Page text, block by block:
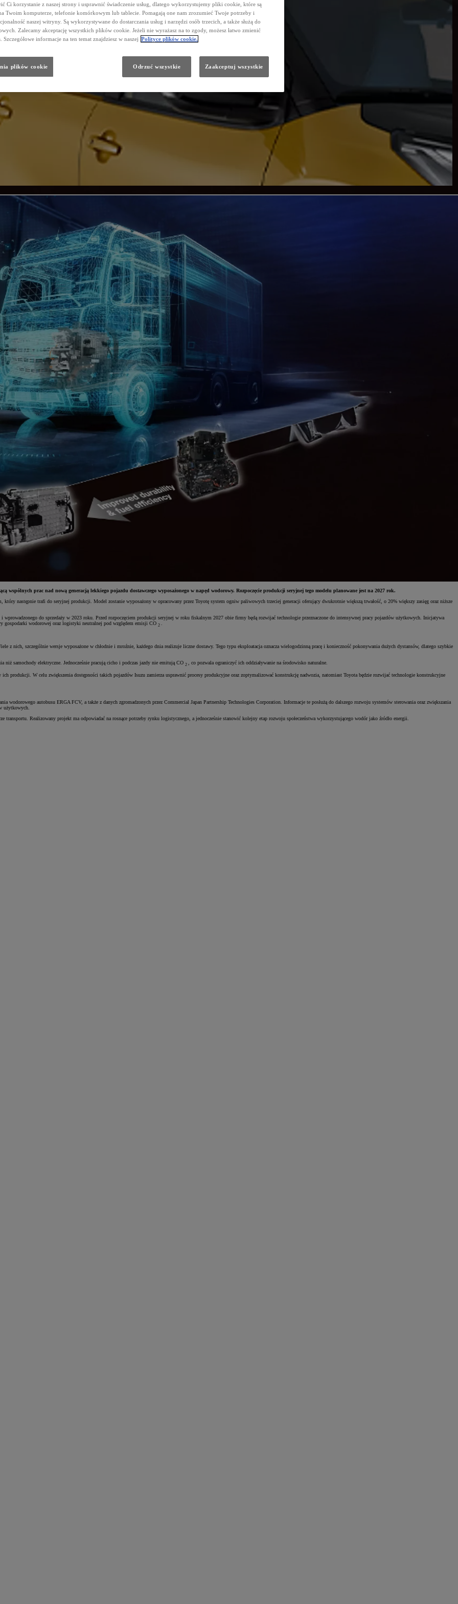
wspólnych prac nad nową generacją lekkiego pojazdu dostawczego wyposażonego w napęd wodorowy. Rozpoczęcie produkcji seryjnej tego modelu planowane jest na 2027 rok.
który następnie trafi do seryjnej produkcji. Model zostanie wyposażony w opracowany przez Toyotę system ogniw paliwowych trzeciej generacji oferujący dwukrotnie większą trwałość, o 20% większy zasięg oraz niższe
do sprzedaży w 2023 roku. Przed rozpoczęciem produkcji seryjnej w roku fiskalnym 2027 obie firmy będą rozwijać technologie przeznaczone do intensywnej pracy pojazdów użytkowych. Inicjatywa
gospodarki wodorowej oraz logistyki neutralnej pod względem emisji CO 2 .
z nich, szczególnie wersje wyposażone w chłodnie i mroźnie, każdego dnia realizuje liczne dostawy. Tego typu eksploatacja oznacza wielogodzinną pracę i konieczność pokonywania dużych dystansów, dlatego szybkie
niż samochody elektryczne. Jednocześnie pracują cicho i podczas jazdy nie emitują CO 2 , co pozwala ograniczyć ich oddziaływanie na środowisko naturalne.
produkcji. W celu zwiększenia dostępności takich pojazdów Isuzu zamierza usprawnić procesy produkcyjne oraz zoptymalizować konstrukcję nadwozia, natomiast Toyota będzie rozwijać technologie konstrukcyjne
wodorowego autobusu ERGA FCV, a także z danych zgromadzonych przez Commercial Japan Partnership Technologies Corporation. Informacje te posłużą do dalszego rozwoju systemów sterowania oraz zwiększania
użytkowych.
transportu. Realizowany projekt ma odpowiadać na rosnące potrzeby rynku logistycznego, a jednocześnie stanowić kolejny etap rozwoju społeczeństwa wykorzystującego wodór jako źródło energii.
Ci korzystanie z naszej strony i usprawnić świadczenie usług, dlatego wykorzystujemy pliki cookie, które są
Twoim komputerze, telefonie komórkowym lub tablecie. Pomagają one nam zrozumieć Twoje potrzeby i
naszej witryny. Są wykorzystywane do dostarczania usług i narzędzi osób trzecich, a także służą do
Zalecamy akceptację wszystkich plików cookie. Jeżeli nie wyrażasz na to zgody, możesz łatwo zmienić
Szczegółowe informacje na ten temat znajdziesz w naszej Polityce plików cookie.
Odrzuć wszystkie Zaakceptuj wszystkie
plików cookie